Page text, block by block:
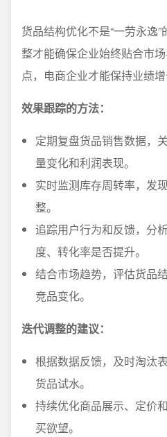
货品结构优化不是“一劳永逸
整才能确保企业始终贴合市
点，电商企业才能保持业绩增
效果跟踪的方法：
定期复盘货品销售数据，
量变化和利润表现。
实时监测库存周转率，发
整。
追踪用户行为和反馈，分
度、转化率是否提升。
结合市场趋势，评估货品
竞品变化。
迭代调整的建议：
根据数据反馈，及时淘汰
货品试水。
持续优化商品展示、定价
买欲望。